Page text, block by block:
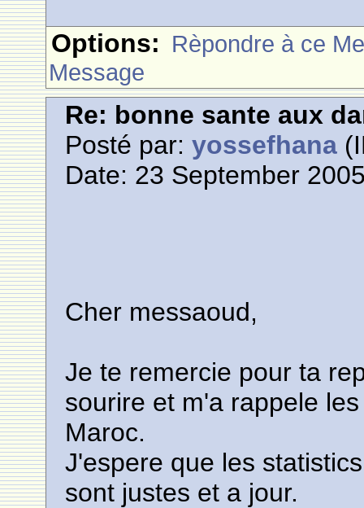
Options: Rèpondre à ce
Message
Re: bonne sante aux
Posté par:yossefhana
Date: 23 September
Cher messaoud,
Je te remercie pour ta
sourire et m'a rappele
Maroc.
J'espere que les
sont justes et a jour.